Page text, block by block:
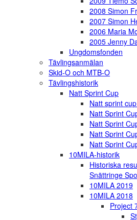
2008 Simon
2007 Simon
2006 Maria
2005 Jenny
Ungdomsfonden
Tävlingsanmälan
Skid-O och MTB-O
Tävlingshistorik
Natt Sprint Cup
Natt sprint
Natt Sprint
Natt Sprint
Natt Sprint
Natt Sprint
10MILA-historik
Historiska
Snättringe
10MILA 2019
10MILA 2018
Project